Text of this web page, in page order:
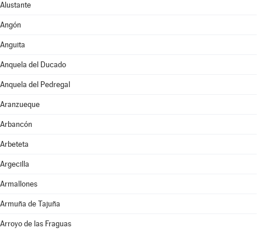
Alustante
Angón
Anguita
Anquela del Ducado
Anquela del Pedregal
Aranzueque
Arbancón
Arbeteta
Argecilla
Armallones
Armuña de Tajuña
Arroyo de las Fraguas